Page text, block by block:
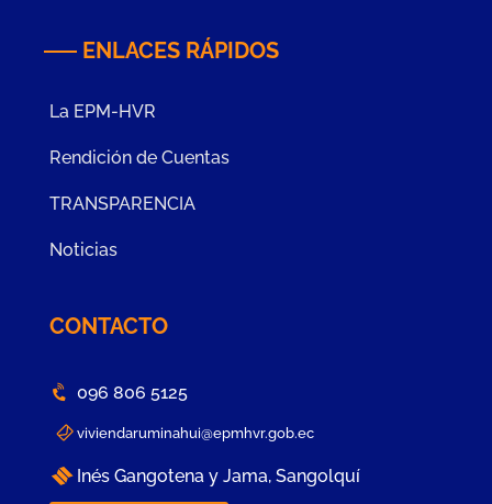
ENLACES RÁPIDOS
La EPM-HVR
Rendición de Cuentas
TRANSPARENCIA
Noticias
CONTACTO
096 806 5125
viviendaruminahui@epmhvr.gob.ec
Inés Gangotena y Jama, Sangolquí